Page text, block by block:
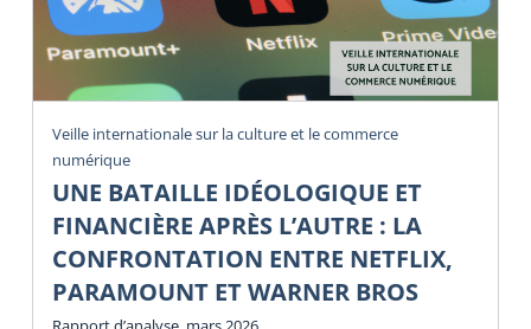
Veille internationale sur la culture et le commerce
numérique
UNE BATAILLE IDÉOLOGIQUE ET
FINANCIÈRE APRÈS L’AUTRE : LA
CONFRONTATION ENTRE NETFLIX,
PARAMOUNT ET WARNER BROS